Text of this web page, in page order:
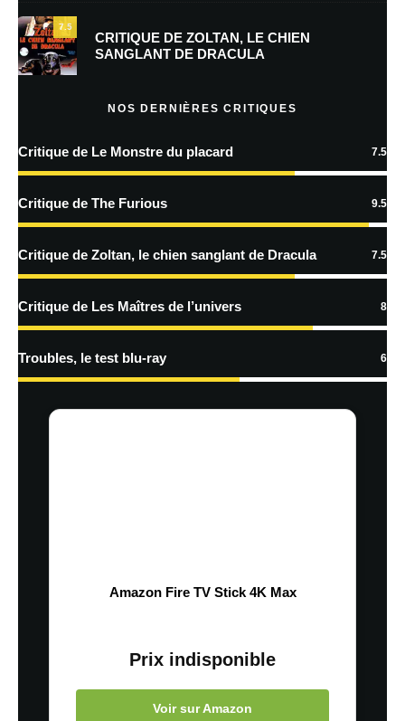
Prévenez-moi de tous les nouveaux commentaires par e-mail.
Prévenez-moi de tous les nouveaux articles par e-mail.
En savoir
traitées
7.5
CRITIQUE DE ZOLTAN, LE CHIEN
SANGLANT DE DRACULA
NOS DERNIÈRES CRITIQUES
Critique de Le Monstre du placard 7.5
Critique de The Furious 9.5
Critique de Zoltan, le chien sanglant de Dracula 7.5
Critique de Les Maîtres de l’univers 8
Troubles, le test blu-ray 6
Amazon Fire TV Stick 4K Max
Prix indisponible
Voir sur Amazon